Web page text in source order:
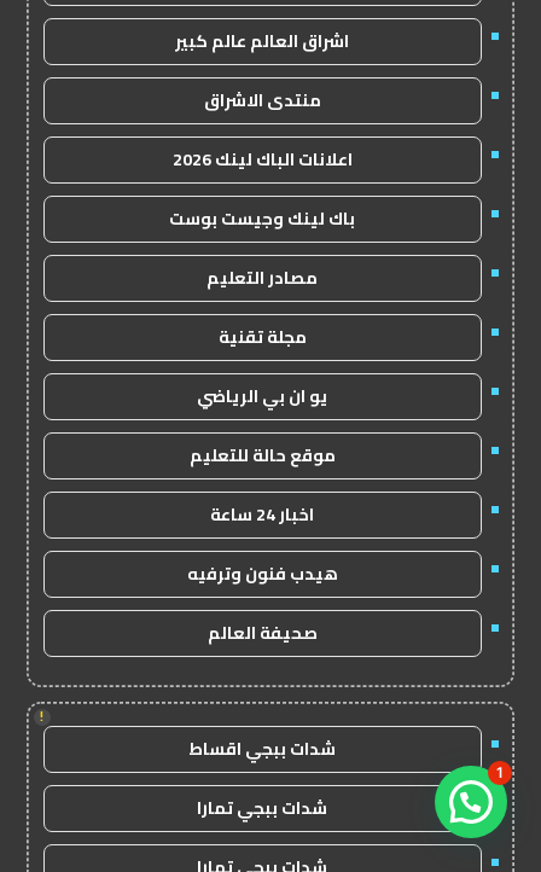
اشراق العالم عالم كبير
منتدى الاشراق
اعلانات الباك لينك 2026
باك لينك وجيست بوست
مصادر التعليم
مجلة تقنية
يو ان بي الرياضي
موقع حالة للتعليم
اخبار 24 ساعة
هيدب فنون وترفيه
صحيفة العالم
!
شدات ببجي اقساط
شدات ببجي تمارا
1